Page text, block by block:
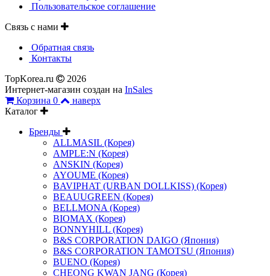
Пользовательское соглашение
Связь с нами
Обратная связь
Контакты
TopKorea.ru
2026
Интернет-магазин создан на InSales
Корзина 0
наверх
Каталог
Бренды
ALLMASIL (Корея)
AMPLE:N (Корея)
ANSKIN (Корея)
AYOUME (Корея)
BAVIPHAT (URBAN DOLLKISS) (Корея)
BEAUUGREEN (Корея)
BELLMONA (Корея)
BIOMAX (Корея)
BONNYHILL (Корея)
B&S CORPORATION DAIGO (Япония)
B&S CORPORATION TAMOTSU (Япония)
BUENO (Корея)
CHEONG KWAN JANG (Корея)